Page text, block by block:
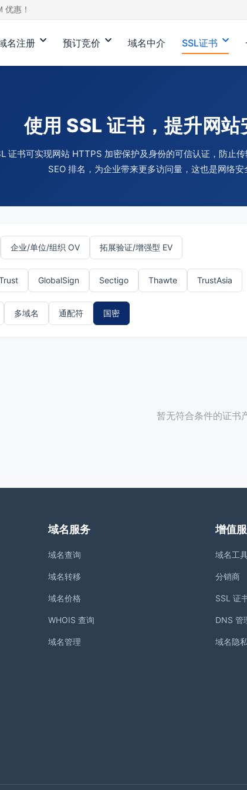
优惠！
名注册 预订竞价 域名中介 SSL证书
使用 SSL 证书，提升网
证书可实现网站 HTTPS 加密保护及身份的可信认证，防止
SEO 排名，为企业带来更多访问量，这也是网络安
企业/单位/组织 OV 拓展验证/增强型 EV
GlobalSign Sectigo Thawte TrustAsia
多域名 通配符 国密
暂无符合条件的证书
域名服务
域名查询
域名转移
域名价格
WHOIS 查询
域名管理
增值
域名工
分销商
SSL 证
DNS 管
域名隐私